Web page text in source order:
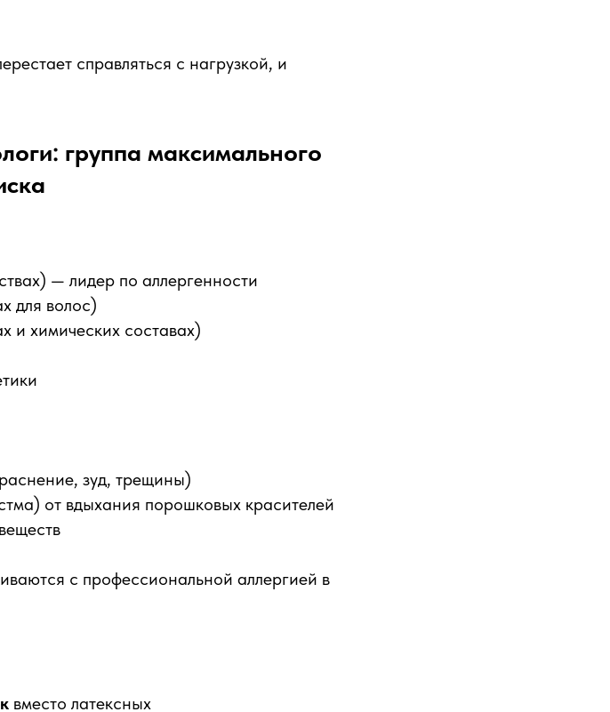
справляться с нагрузкой, и
группа максимального
— лидер по аллергенности
для волос)
и химических составах)
зуд, трещины)
от вдыхания порошковых красителей
с профессиональной аллергией в
вместо латексных